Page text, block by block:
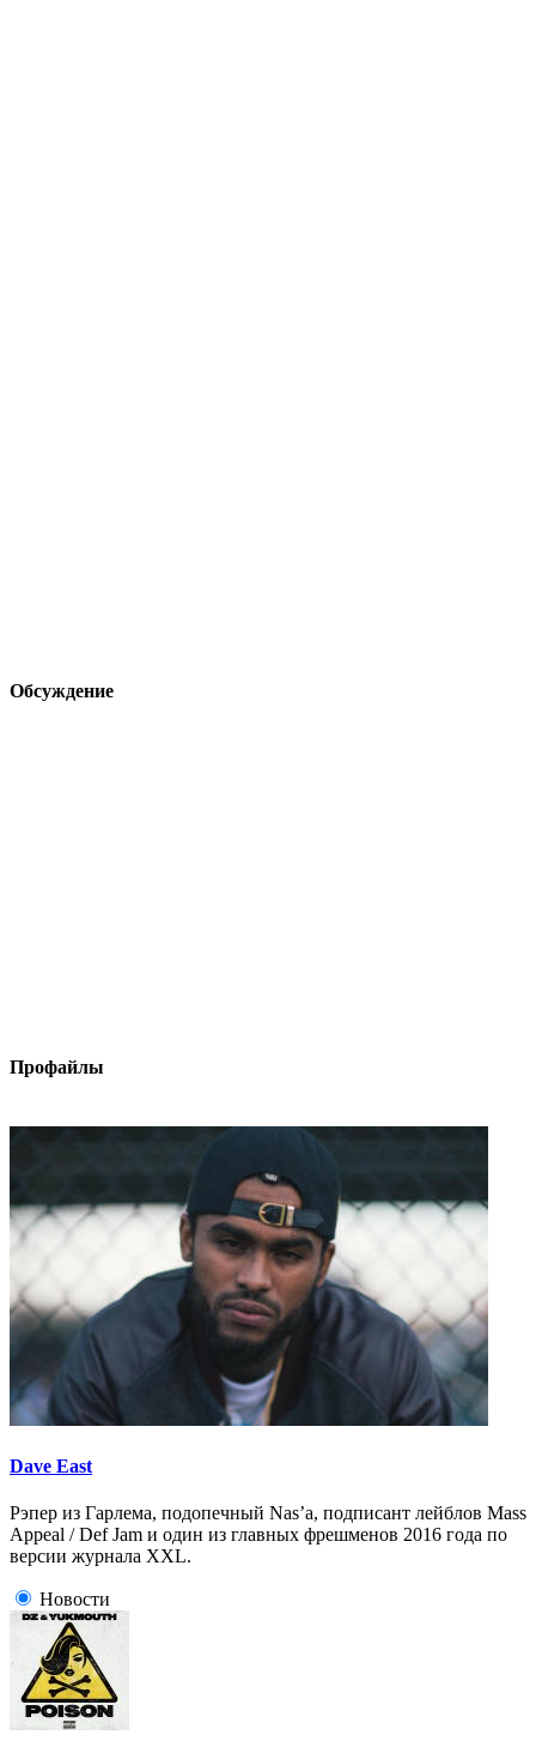
Обсуждение
Профайлы
Dave East
Рэпер из Гарлема, подопечный Nas’a, подписант лейблов Mass
Appeal / Def Jam и один из главных фрешменов 2016 года по
версии журнала XXL.
Новости